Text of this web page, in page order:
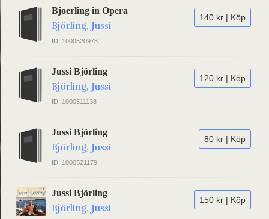
140 kr | Köp
Bjoerling in Opera
Björling, Jussi
ID: 1000520978
120 kr | Köp
Jussi Björling
Björling, Jussi
ID: 1000511138
80 kr | Köp
Jussi Björling
Björling, Jussi
ID: 1000521179
150 kr | Köp
Jussi Björling
Björling, Jussi